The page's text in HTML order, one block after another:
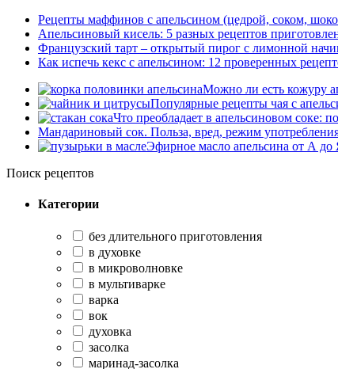
Рецепты маффинов с апельсином (цедрой, соком,
Апельсиновый кисель: 5 разных рецептов
Французский тарт – открытый пирог с лимонной
Как испечь кекс с апельсином: 12 проверенных
Можно ли есть кожуру
Популярные рецепты чая с
Что преобладает в апельсиновом соке:
Мандариновый сок. Польза, вред, режим
Эфирное масло апельсина от А
Поиск рецептов
Категории
без длительного приготовления
в духовке
в микроволновке
в мультиварке
варка
вок
духовка
засолка
маринад-засолка